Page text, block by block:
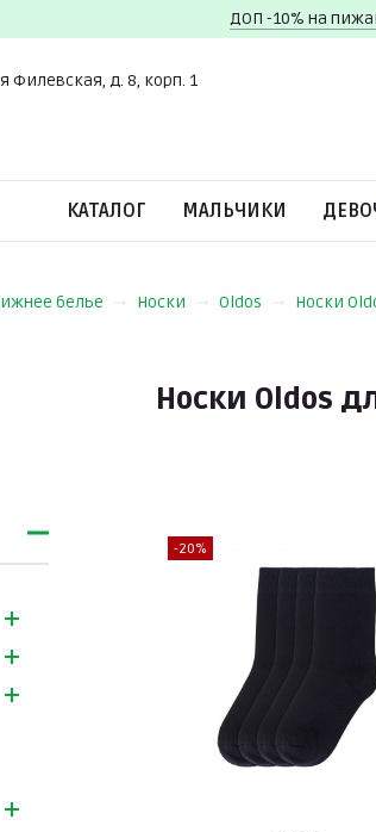
ДОП -10% на
Филевская, д. 8, корп. 1
КАТАЛОГ МАЛЬЧИКИ
белье Носки Oldos Носки
Носки Oldos
-20%